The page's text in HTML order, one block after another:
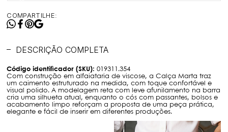
COMPARTILHE:
DESCRIÇÃO COMPLETA
Código identificador (SKU): 019311.354
Com construção em alfaiataria de viscose, a Calça Marta traz
um caimento estruturado na medida, com toque confortável e
visual polido. A modelagem reta com leve afunilamento na barra
cria uma silhueta atual, enquanto o cós com passantes, bolsos e
acabamento limpo reforçam a proposta de uma peça prática,
elegante e fácil de inserir em diferentes produções.